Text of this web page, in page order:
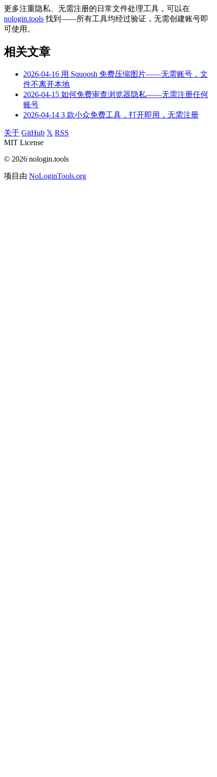
更多注重隐私、无需注册的日常文件处理工具，可以在
nologin.tools 找到——所有工具均经过验证，无需创建账号即
可使用。
相关文章
2026-04-16 用 Squoosh 免费压缩图片——无需账号，文
件不离开本地
2026-04-15 如何免费审查浏览器隐私——无需注册任何
账号
2026-04-14 3 款小众免费工具，打开即用，无需注册
关于 GitHub 𝕏 RSS
MIT License
© 2026 nologin.tools
项目由 NoLoginTools.org